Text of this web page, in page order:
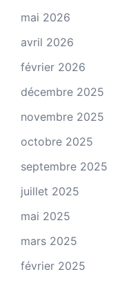
mai 2026
avril 2026
février 2026
décembre 2025
novembre 2025
octobre 2025
septembre 2025
juillet 2025
mai 2025
mars 2025
février 2025